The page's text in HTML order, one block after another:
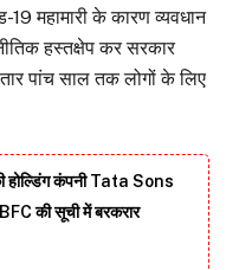
19 महामारी के कारण व्यवधान
हस्तक्षेप कर सरकार
पांच साल तक लोगों के लिए
कंपनी Tata Sons
की सूची में बरकरार